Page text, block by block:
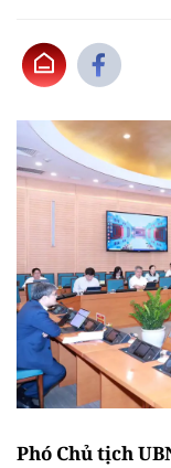
Phó Chủ tịch